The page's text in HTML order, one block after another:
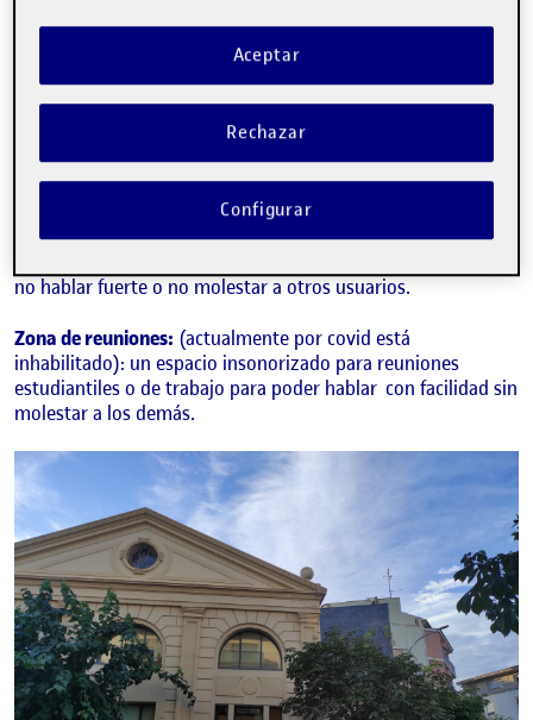
para trabajar o informar mediante
ordenador e imprimir o escanear con las impresoras
haciendo pues una interacción entre dispositivos digitales y
Zona de trabajo:espacio para trabajar o reunirse
interactuar con otras personas o dispositivos analógicos,
como por ejemplo; libros. Con un espacio tranquilo y
no hablar fuerte o no molestar a otros usuarios.
Zona de reuniones: (actualmente por covid está
inhabilitado): un espacio insonorizado para reuniones
estudiantiles o de trabajo para poder hablar con facilidad sin
molestar a los demás.
Rechazar
Aceptar
Configurar